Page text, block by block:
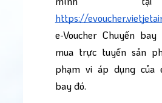
https://
e-Voucher Chuyến
mua trực tuyến sản
phạm vi áp dụng của
bay đó.